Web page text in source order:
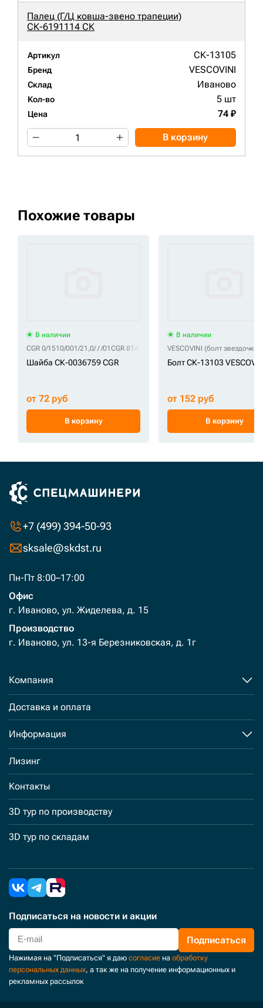
Палец (Г/Ц ковша-звено трапеции)
СК-6191114 СК
Артикул СК-13105
Бренд VESCOVINI
Склад Иваново
Кол-во 5 шт
Цена 74 ₽
В корзину
Похожие товары
В наличии
CGR 0/1510/001/21,0/ / /01 CGR 8T4123
Шайба СК-0036759 CGR
от 72 руб
В корзину
В наличии
VESCOVINI (болт звездочки)
Болт СК-13103
от 152 руб
В корзину
+7 (499) 394-50-93
sksale@skdst.ru
Пн-Пт 8:00–17:00
Офис
г. Иваново, ул. Жиделева, д. 15
Производство
г. Иваново, ул. 13-я Березниковская, д. 1г
Компания
Доставка и оплата
Информация
Лизинг
Контакты
3D тур по производству
3D тур по складам
Подписаться на новости и акции
Подписаться
Нажимая на "Подписаться" я даю согласие на обработку
персональных данных, а так же на получение информационных и
рекламных рассылок